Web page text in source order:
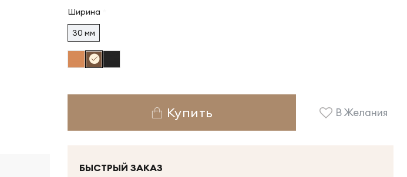
Ширина
30 мм
Купить В Желания
БЫСТРЫЙ ЗАКАЗ